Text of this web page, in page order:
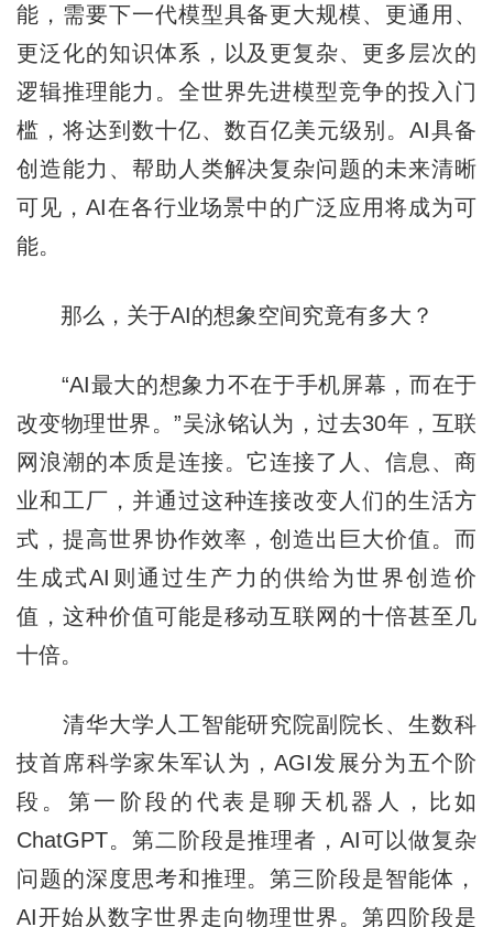
能，需要下一代模型具备更大规模、更通用、
更泛化的知识体系，以及更复杂、更多层次的
逻辑推理能力。全世界先进模型竞争的投入门
槛，将达到数十亿、数百亿美元级别。AI具备
创造能力、帮助人类解决复杂问题的未来清晰
可见，AI在各行业场景中的广泛应用将成为可
能。
那么，关于AI的想象空间究竟有多大？
“AI最大的想象力不在于手机屏幕，而在于
改变物理世界。”吴泳铭认为，过去30年，互联
网浪潮的本质是连接。它连接了人、信息、商
业和工厂，并通过这种连接改变人们的生活方
式，提高世界协作效率，创造出巨大价值。而
生成式AI则通过生产力的供给为世界创造价
值，这种价值可能是移动互联网的十倍甚至几
十倍。
清华大学人工智能研究院副院长、生数科
技首席科学家朱军认为，AGI发展分为五个阶
段。第一阶段的代表是聊天机器人，比如
ChatGPT。第二阶段是推理者，AI可以做复杂
问题的深度思考和推理。第三阶段是智能体，
AI开始从数字世界走向物理世界。第四阶段是